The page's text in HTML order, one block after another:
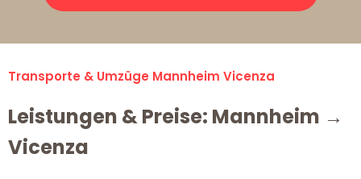
Transporte & Umzüge Mannheim Vicenza
Leistungen & Preise: Mannheim →
Vicenza